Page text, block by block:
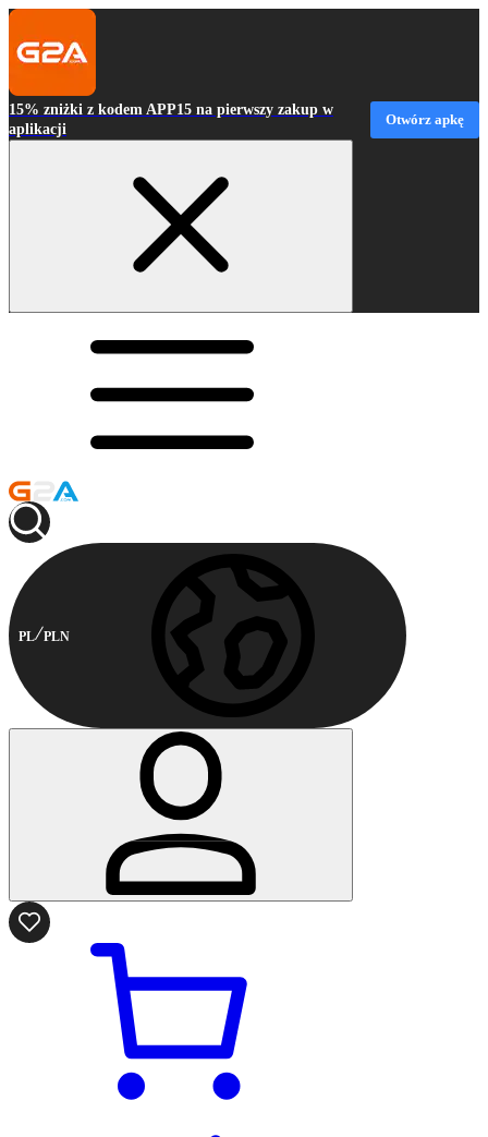
15% zniżki z kodem APP15 na pierwszy zakup w
aplikacji
Otwórz apkę
PL PLN